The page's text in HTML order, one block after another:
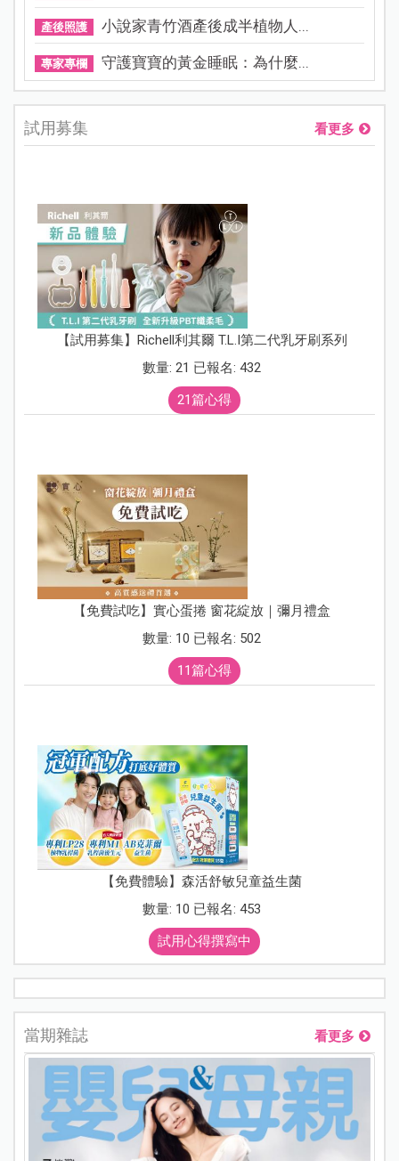
產後照護 小說家青竹酒產後成半植物人...
專家專欄 守護寶寶的黃金睡眠：為什麼...
試用募集 看更多
【試用募集】Richell利其爾 T.L.I第二代乳牙刷系列
數量: 21 已報名: 432
21篇心得
【免費試吃】實心蛋捲 窗花綻放｜彌月禮盒
數量: 10 已報名: 502
11篇心得
【免費體驗】森活舒敏兒童益生菌
數量: 10 已報名: 453
試用心得撰寫中
當期雜誌 看更多